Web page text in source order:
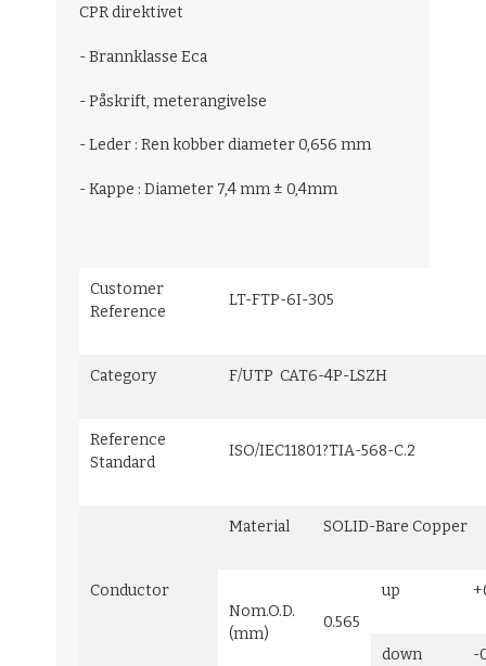
CPR direktivet
- Brannklasse Eca
- Påskrift, meterangivelse
- Leder : Ren kobber diameter 0,656 mm
- Kappe : Diameter 7,4 mm ± 0,4mm
Customer
Reference
LT-FTP-6I-305
Category F/UTP CAT6-4P-LSZH
Reference
Standard
ISO/IEC11801?TIA-568-C.2
Conductor
Material SOLID-Bare Copper
Nom.O.D.
(mm)
0.565
up
down -